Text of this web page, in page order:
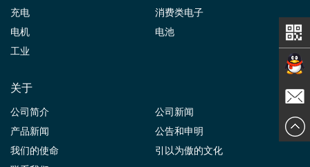
充电
消费类电子
电机
电池
工业
关于
公司简介
公司新闻
产品新闻
公告和申明
我们的使命
引以为傲的文化
在线交
谈
发送邮